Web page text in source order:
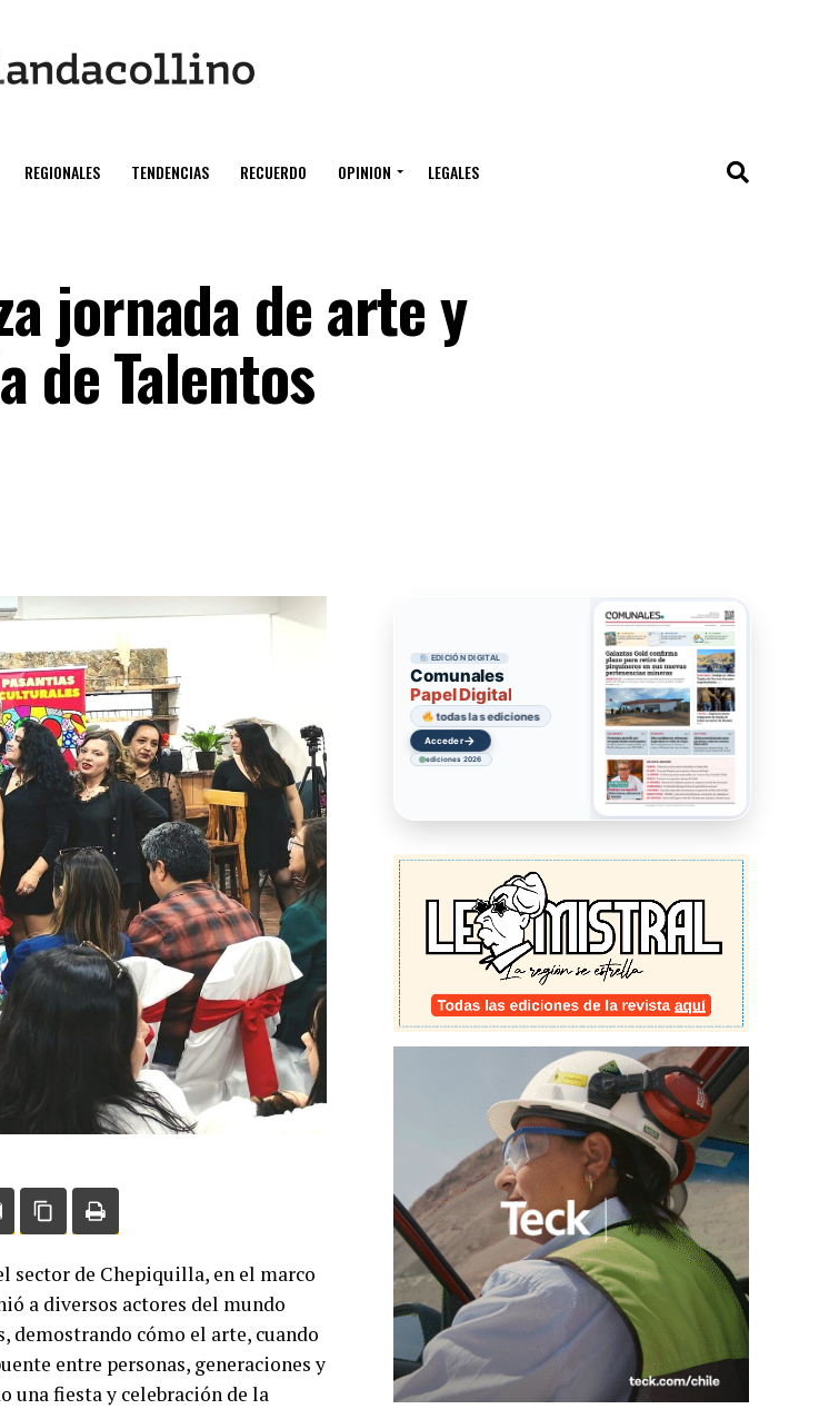
REGIONALES TENDENCIAS RECUERDO OPINION LEGALES
jornada de arte y
de Talentos
sector de Chepiquilla, en el marco
a diversos actores del mundo
cómo el arte, cuando
entre personas, generaciones y
una fiesta y celebración de la
EDICIÓN DIGITAL
Comunales
Papel Digital
todas las ediciones
Acceder→
ediciones 2026